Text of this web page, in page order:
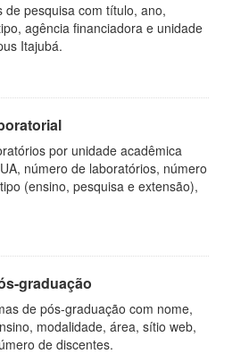
de pesquisa com título, ano,
agência financiadora e unidade
Itajubá.
por unidade acadêmica
número de laboratórios, número
(ensino, pesquisa e extensão),
graduação
de pós-graduação com nome,
modalidade, área, sítio web,
de discentes.